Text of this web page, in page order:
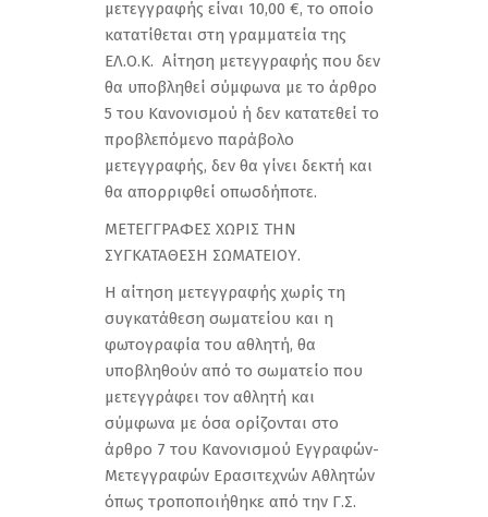
µετεγγραφής είναι 10,00 €, το οποίο
κατατίθεται στη γραμματεία της
ΕΛ.Ο.Κ. Αίτηση µετεγγραφής που δεν
θα υποβληθεί σύµφωνα µε το άρθρο
5 του Κανονισµού ή δεν κατατεθεί το
προβλεπόµενο παράβολο
µετεγγραφής, δεν θα γίνει δεκτή και
θα απορριφθεί οπωσδήποτε.
ΜΕΤΕΓΓΡΑΦΕΣ ΧΩΡΙΣ ΤΗΝ
ΣΥΓΚΑΤΑΘΕΣΗ ΣΩΜΑΤΕΙΟΥ.
Η αίτηση μετεγγραφής χωρίς τη
συγκατάθεση σωµατείου και η
φωτογραφία του αθλητή, θα
υποβληθούν από το σωματείο που
μετεγγράφει τον αθλητή και
σύµφωνα µε όσα ορίζονται στο
άρθρο 7 του Κανονισµού Εγγραφών-
Μετεγγραφών Ερασιτεχνών Αθλητών
όπως τροποποιήθηκε από την Γ.Σ.